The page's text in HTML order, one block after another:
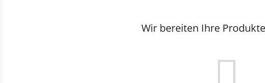
Wir bereiten Ihre